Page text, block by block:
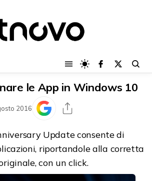
le App in Windows 10
2016
Update consente di
riportandole alla corretta
con un click.